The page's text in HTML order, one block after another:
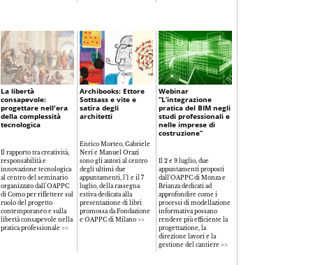
La libertà
consapevole:
progettare nell'era
della complessità
tecnologica
Il rapporto tra creatività,
responsabilità e
innovazione tecnologica
al centro del seminario
organizzato dall'OAPPC
di Como per riflettere sul
ruolo del progetto
contemporaneo e sulla
libertà consapevole nella
pratica professionale >>
Archibooks: Ettore
Sottsass e vite e
satira degli
architetti
Enrico Morteo, Gabriele
Neri e Manuel Orazi
sono gli autori al centro
degli ultimi due
appuntamenti, l’1 e il 7
luglio, della rassegna
estiva dedicata alla
presentazione di libri
promossa da Fondazione
e OAPPC di Milano >>
Webinar
“L’integrazione
pratica del BIM negli
studi professionali e
nelle imprese di
costruzione”
Il 2 e 9 luglio, due
appuntamenti proposti
dall'OAPPC di Monza e
Brianza dedicati ad
approfondire come i
processi di modellazione
informativa possano
rendere più efficiente la
progettazione, la
direzione lavori e la
gestione del cantiere >>